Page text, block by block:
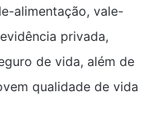
alimentação, vale-
privada,
de vida, além de
qualidade de vida